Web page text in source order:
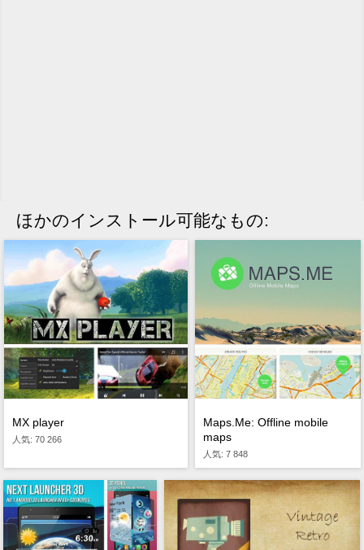
ほかのインストール可能なもの:
MX player
人気: 70 266
Maps.Me: Offline mobile
maps
人気: 7 848